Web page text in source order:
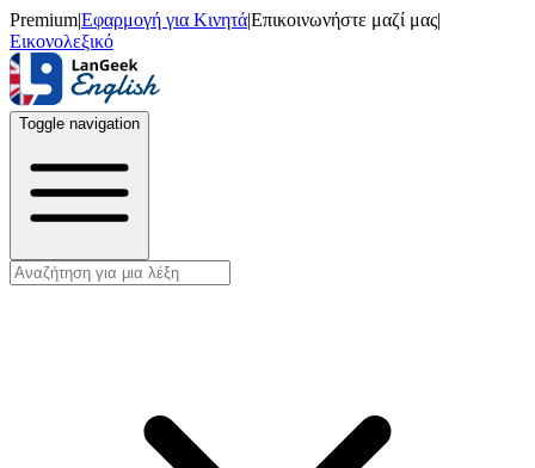
Premium|Εφαρμογή για Κινητά|Επικοινωνήστε μαζί μας|
Εικονολεξικό
Toggle navigation